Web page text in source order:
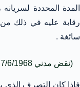
المدة المحددة
رقابة عليه في ذلك
سائغة .
(نقض مدني 27/6/1968 ، مجموعة أحكام النقض 17-2-1223-183)
فإذا كان التصرف